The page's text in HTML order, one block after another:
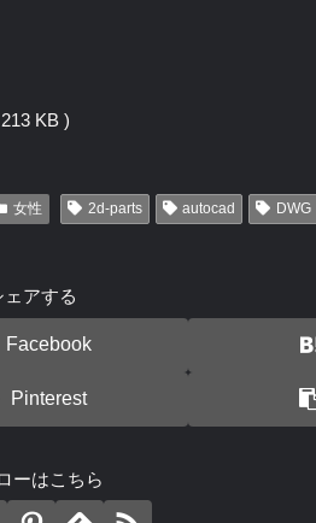
KB )
女性 2d-parts autocad DWG
ェアする
Facebook
Pinterest
ーはこちら